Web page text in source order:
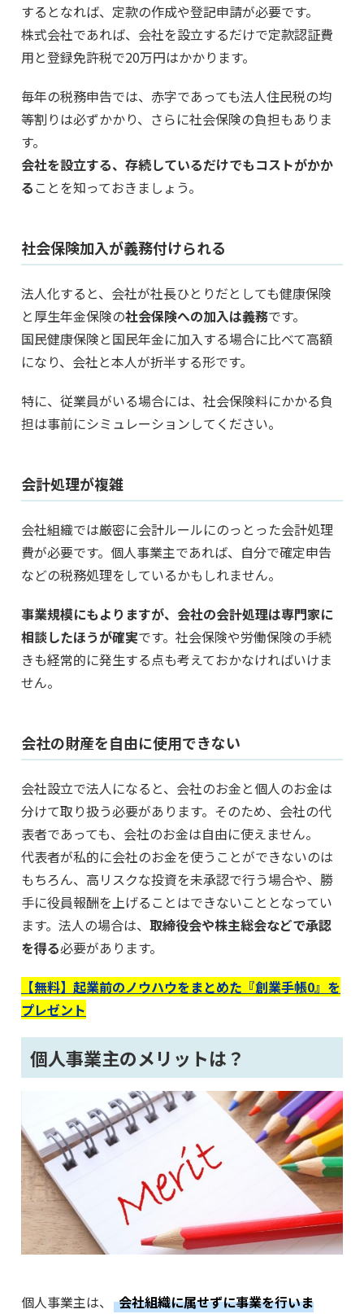
するとなれば、定款の作成や登記申請が必要です。
株式会社であれば、会社を設立するだけで定款認証費
用と登録免許税で20万円はかかります。
毎年の税務申告では、赤字であっても法人住民税の均
等割りは必ずかかり、さらに社会保険の負担もありま
す。
会社を設立する、存続しているだけでもコストがかか
る ことを知っておきましょう。
社会保険加入が義務付けられる
法人化すると、会社が社長ひとりだとしても健康保険
と厚生年金保険の社会保険への加入は義務です。
国民健康保険と国民年金に加入する場合に比べて高額
になり、会社と本人が折半する形です。
特に、従業員がいる場合には、社会保険料にかかる負
担は事前にシミュレーションしてください。
会計処理が複雑
会社組織では厳密に会計ルールにのっとった会計処理
費が必要です。個人事業主であれば、自分で確定申告
などの税務処理をしているかもしれません。
事業規模にもよりますが、会社の会計処理は専門家に
相談したほうが確実です。社会保険や労働保険の手続
きも経常的に発生する点も考えておかなければいけま
せん。
会社の財産を自由に使用できない
会社設立で法人になると、会社のお金と個人のお金は
分けて取り扱う必要があります。そのため、会社の代
表者であっても、会社のお金は自由に使えません。
代表者が私的に会社のお金を使うことができないのは
もちろん、高リスクな投資を未承認で行う場合や、勝
手に役員報酬を上げることはできないこととなってい
ます。法人の場合は、 取締役会や株主総会などで承認
を得る必要があります。
【無料】起業前のノウハウをまとめた『創業手帳0』を
プレゼント
個人事業主のメリットは？
個人事業主は、
会社組織に属せずに事業を行いま